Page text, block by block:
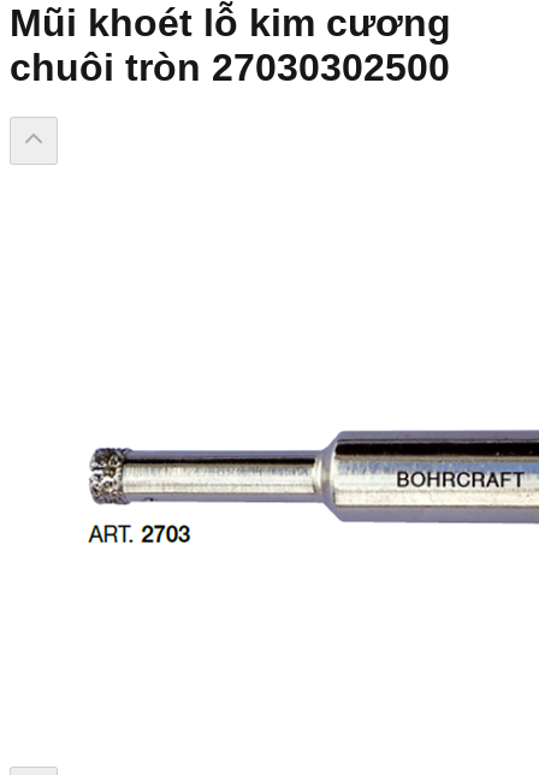
Mũi khoét lỗ kim cương
chuôi tròn 27030302500